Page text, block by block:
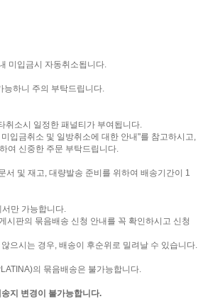
미입금시 자동취소됩니다.
능하니 주의 부탁드립니다.
취소시 일정한 패널티가 부여됩니다.
입금취소 및 일방취소에 대한 안내"를 참고하시고,
여 신중한 주문 부탁드립니다.
서 및 재고, 대량발송 준비를 위하여 배송기간이 1
만 가능합니다.
시판의 묶음배송 신청 안내를 꼭 확인하시고 신청
으시는 경우, 배송이 후순위로 밀려날 수 있습니다.
의 묶음배송은 불가능합니다.
지 변경이 불가능합니다.